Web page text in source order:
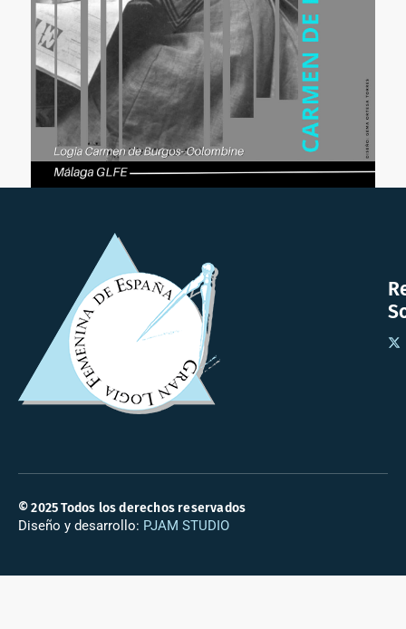
© 2025 Todos los derechos reservados
Diseño y desarrollo: PJAM STUDIO